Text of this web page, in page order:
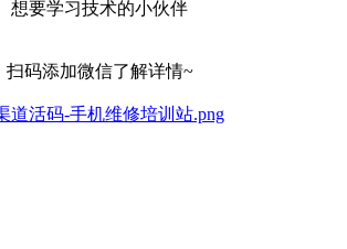
想要学习技术的小伙伴
扫码添加微信了解详情~